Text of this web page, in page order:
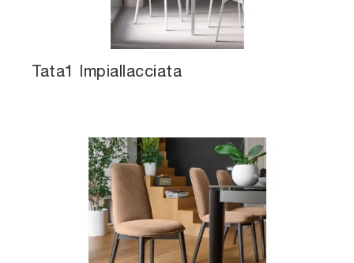
Tata1 Impiallacciata